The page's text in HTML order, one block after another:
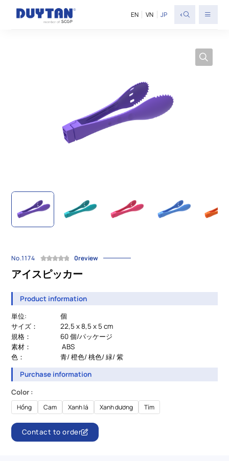
EN VN JP <
No.1174 0review
アイスピッカー
Product information
単位:
個
サイズ：
22,5 x 8,5 x 5 cm
規格：
60 個/パッケージ
素材：
ABS
色：
青/ 橙色/ 桃色/ 緑/ 紫
Purchase information
Color :
Hồng Cam Xanh lá Xanh dương Tím
Contact to order